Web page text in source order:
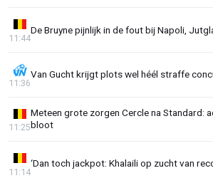
De Bruyne pijnlijk in de fout bij Napoli,
11:44
Van Gucht krijgt plots wel héél straffe
11:36
Meteen grote zorgen Cercle na Standard:
bloot
11:25
‘Dan toch jackpot: Khalaili op zucht van
11:14